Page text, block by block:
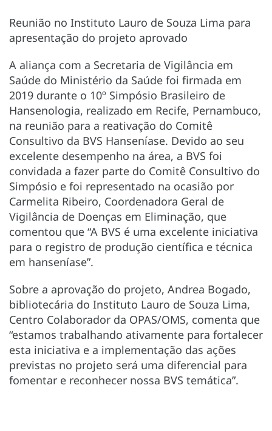
Reunião no Instituto Lauro de Souza Lima para
apresentação do projeto aprovado
A aliança com a Secretaria de Vigilância em
Saúde do Ministério da Saúde foi firmada em
2019 durante o 10º Simpósio Brasileiro de
Hansenologia, realizado em Recife, Pernambuco,
na reunião para a reativação do Comitê
Consultivo da BVS Hanseníase. Devido ao seu
excelente desempenho na área, a BVS foi
convidada a fazer parte do Comitê Consultivo do
Simpósio e foi representado na ocasião por
Carmelita Ribeiro, Coordenadora Geral de
Vigilância de Doenças em Eliminação, que
comentou que “A BVS é uma excelente iniciativa
para o registro de produção científica e técnica
em hanseníase”.
Sobre a aprovação do projeto, Andrea Bogado,
bibliotecária do Instituto Lauro de Souza Lima,
Centro Colaborador da OPAS/OMS, comenta que
“estamos trabalhando ativamente para fortalecer
esta iniciativa e a implementação das ações
previstas no projeto será uma diferencial para
fomentar e reconhecer nossa BVS temática”.